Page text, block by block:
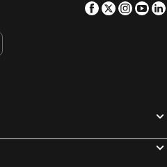
Facebook
Twitter